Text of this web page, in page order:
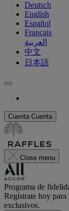
Deutsch
English
Español
Français
العربية
中文
日本語
Cuenta Cuenta
Close menu
Programa de
Regístrate hoy
exclusivos.